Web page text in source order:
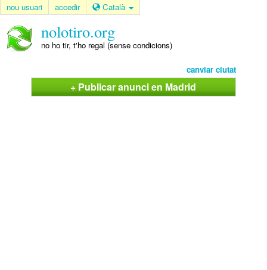
nou usuari accedir Català
nolotiro.org
no ho tir, t'ho regal (sense condicions)
canviar ciutat
+ Publicar anunci en Madrid